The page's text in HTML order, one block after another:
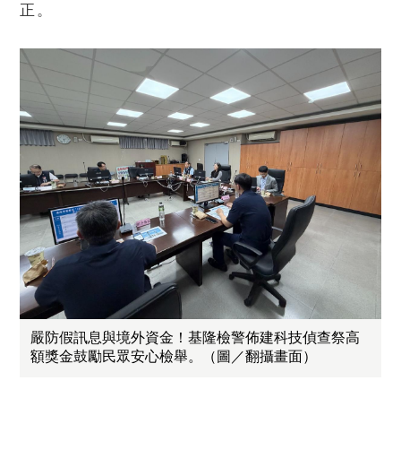
正。
嚴防假訊息與境外資金！基隆檢警佈建科技偵查祭高
額獎金鼓勵民眾安心檢舉。（圖／翻攝畫面）